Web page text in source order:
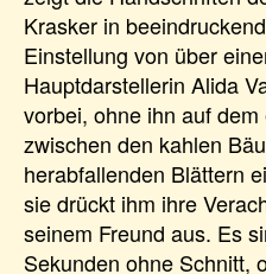
Krasker in
Einstellung von über
Hauptdarstellerin Alida
vorbei, ohne ihn auf
zwischen den kahlen
herabfallenden Blättern
sie drückt ihm ihre
seinem Freund aus. Es
Sekunden ohne Schnitt,